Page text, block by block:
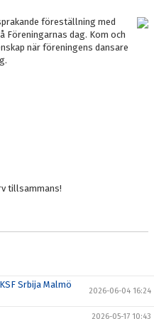
föreställning med
Föreningarnas dag. Kom och
när föreningens dansare
tillsammans!
Srbija Malmö
2026-06-04 16:24
2026-05-17 10:43